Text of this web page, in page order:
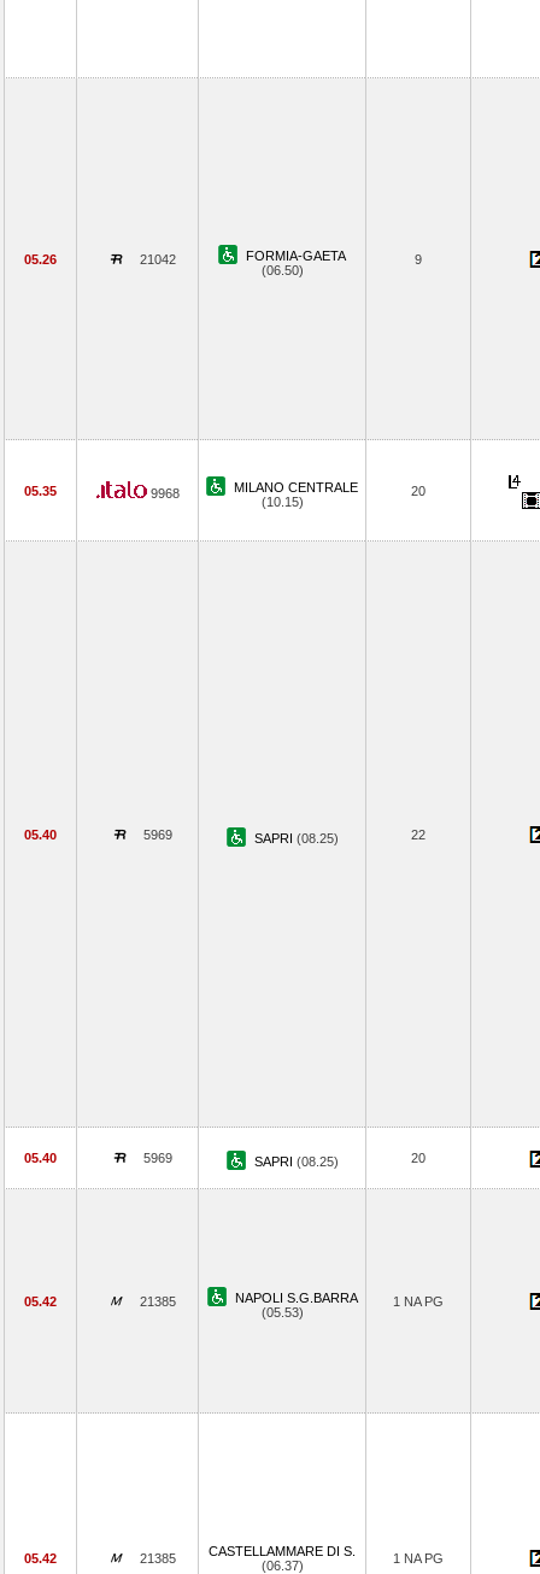
05.26 21042
FORMIA-GAETA
(06.50)
9
05.35 9968
MILANO CENTRALE
(10.15)
20
05.40 5969 SAPRI (08.25) 22
05.40 5969 SAPRI (08.25) 20
05.42 21385
NAPOLI S.G.BARRA
(05.53)
1 NA PG
05.42 21385
CASTELLAMMARE DI S.
(06.37)
1 NA PG